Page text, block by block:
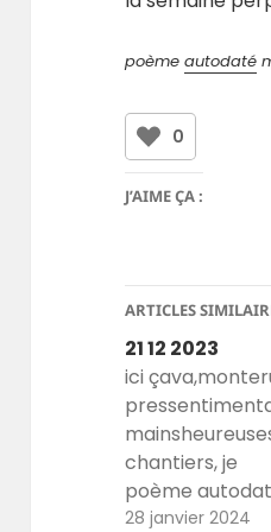
poèmeautodaté
0
J’AIME ÇA :
ARTICLES
21 12 2023
ici
chantiers, je
poème
aussi poème de
28 janvier 2024